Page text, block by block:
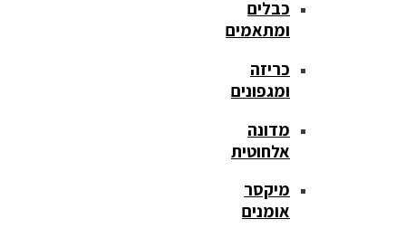
כבלים
ומתאמים
כריזה
ומגפונים
מדונה
אלחוטית
מיקסר
אומנים